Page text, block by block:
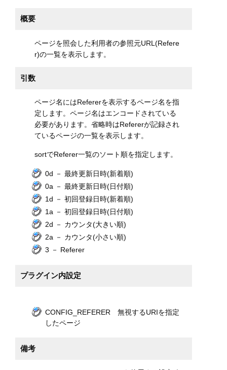
概要
ページを照会した利用者の参照元URL(Refere
r)の一覧を表示します。
引数
ページ名にはRefererを表示するページ名を指
定します。ページ名はエンコードされている
必要があります。省略時はRefererが記録され
ているページの一覧を表示します。
sortでReferer一覧のソート順を指定します。
0d － 最終更新日時(新着順)
0a － 最終更新日時(日付順)
1d － 初回登録日時(新着順)
1a － 初回登録日時(日付順)
2d － カウンタ(大きい順)
2a － カウンタ(小さい順)
3 － Referer
プラグイン内設定
CONFIG_REFERER 無視するURIを指定
したページ
備考